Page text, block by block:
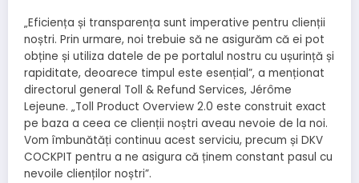
„Eficiența și transparența sunt imperative pentru clienții
noștri. Prin urmare, noi trebuie să ne asigurăm că ei pot
obține și utiliza datele de pe portalul nostru cu ușurință și
rapiditate, deoarece timpul este esențial”, a menționat
directorul general Toll & Refund Services, Jérôme
Lejeune. „Toll Product Overview 2.0 este construit exact
pe baza a ceea ce clienții noștri aveau nevoie de la noi.
Vom îmbunătăți continuu acest serviciu, precum și DKV
COCKPIT pentru a ne asigura că ținem constant pasul cu
nevoile clienților noștri”.